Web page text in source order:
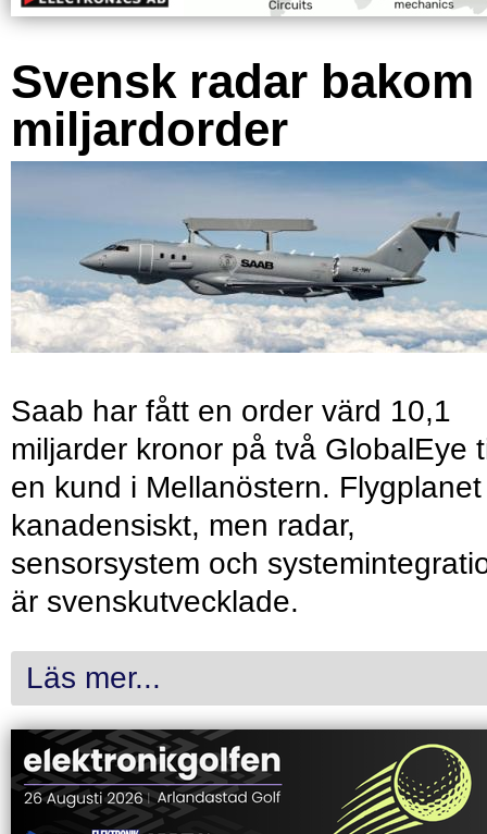
Svensk radar bakom
miljardorder
Saab har fått en order värd 10,1
miljarder kronor på två GlobalEye
en kund i Mellanöstern.
kanadensiskt, men radar,
sensorsystem och
är svenskutvecklade.
Läs mer...